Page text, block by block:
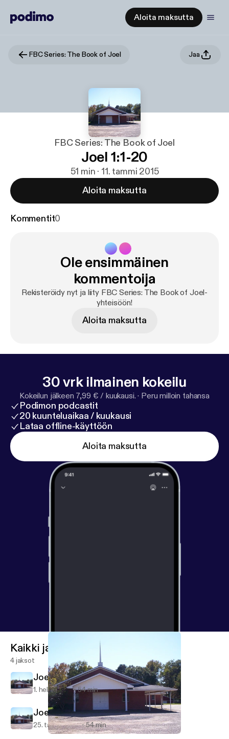
Aloita maksutta
FBC Series: The Book of Joel Jaa
FBC Series: The Book of Joel
Joel 1:1-20
51 min · 11. tammi 2015
Aloita maksutta
Kommentit0
Ole ensimmäinen
kommentoija
Rekisteröidy nyt ja liity FBC Series: The Book of Joel-
yhteisöön!
Aloita maksutta
30 vrk ilmainen kokeilu
Kokeilun jälkeen 7,99 € / kuukausi. · Peru milloin tahansa
Podimon podcastit
20 kuunteluaikaa / kuukausi
Lataa offline-käyttöön
Aloita maksutta
Kaikki jaksot
4 jaksot
Joel 3:1-21
1. helmi 2015 54 min
Joel 2:18-32
25. tammi 2015 54 min